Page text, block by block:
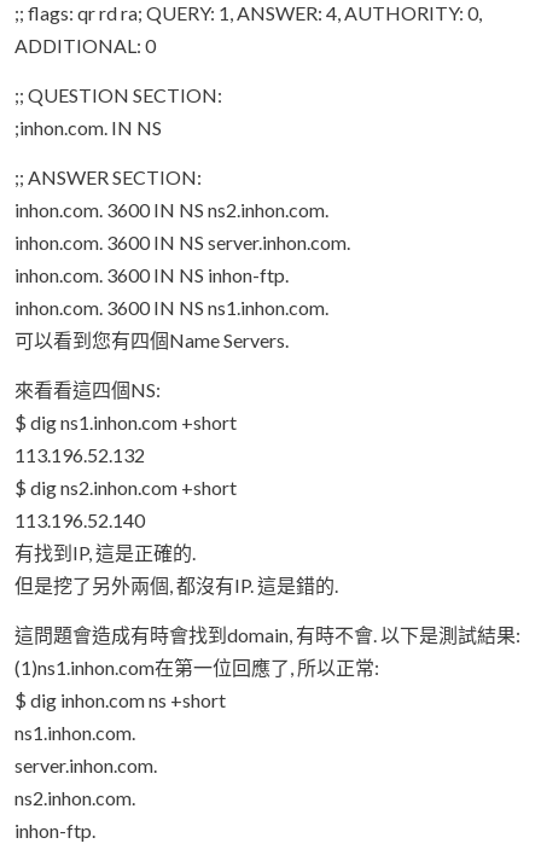
;; flags: qr rd ra; QUERY: 1, ANSWER: 4, AUTHORITY: 0,
ADDITIONAL: 0
;; QUESTION SECTION:
;inhon.com. IN NS
;; ANSWER SECTION:
inhon.com. 3600 IN NS ns2.inhon.com.
inhon.com. 3600 IN NS server.inhon.com.
inhon.com. 3600 IN NS inhon-ftp.
inhon.com. 3600 IN NS ns1.inhon.com.
可以看到您有四個Name Servers.
來看看這四個NS:
$ dig ns1.inhon.com +short
113.196.52.132
$ dig ns2.inhon.com +short
113.196.52.140
有找到IP, 這是正確的.
但是挖了另外兩個, 都沒有IP. 這是錯的.
這問題會造成有時會找到domain, 有時不會. 以下是測試結果:
(1)ns1.inhon.com在第一位回應了, 所以正常:
$ dig inhon.com ns +short
ns1.inhon.com.
server.inhon.com.
ns2.inhon.com.
inhon-ftp.